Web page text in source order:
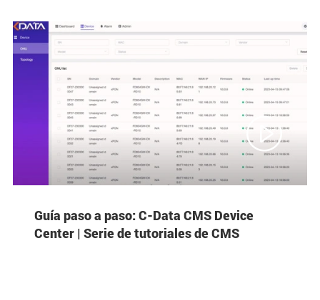

Guía paso a paso: C-Data CMS Device
Center | Serie de tutoriales de CMS